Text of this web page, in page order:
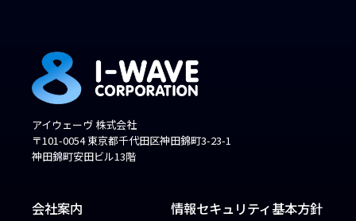
アイウェーヴ 株式会社
〒101-0054 東京都千代田区神田錦町3-23-1
神田錦町安田ビル13階
会社案内
情報セキュリティ基本方針